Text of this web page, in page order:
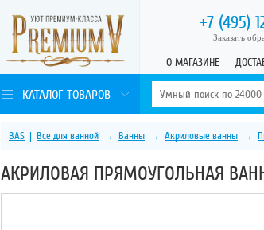
+7 (495)
Заказать
О МАГАЗИНЕ
КАТАЛОГ ТОВАРОВ
BAS | Все для ванной → Ванны → Акриловые ванны →
АКРИЛОВАЯ ПРЯМОУГОЛЬНАЯ